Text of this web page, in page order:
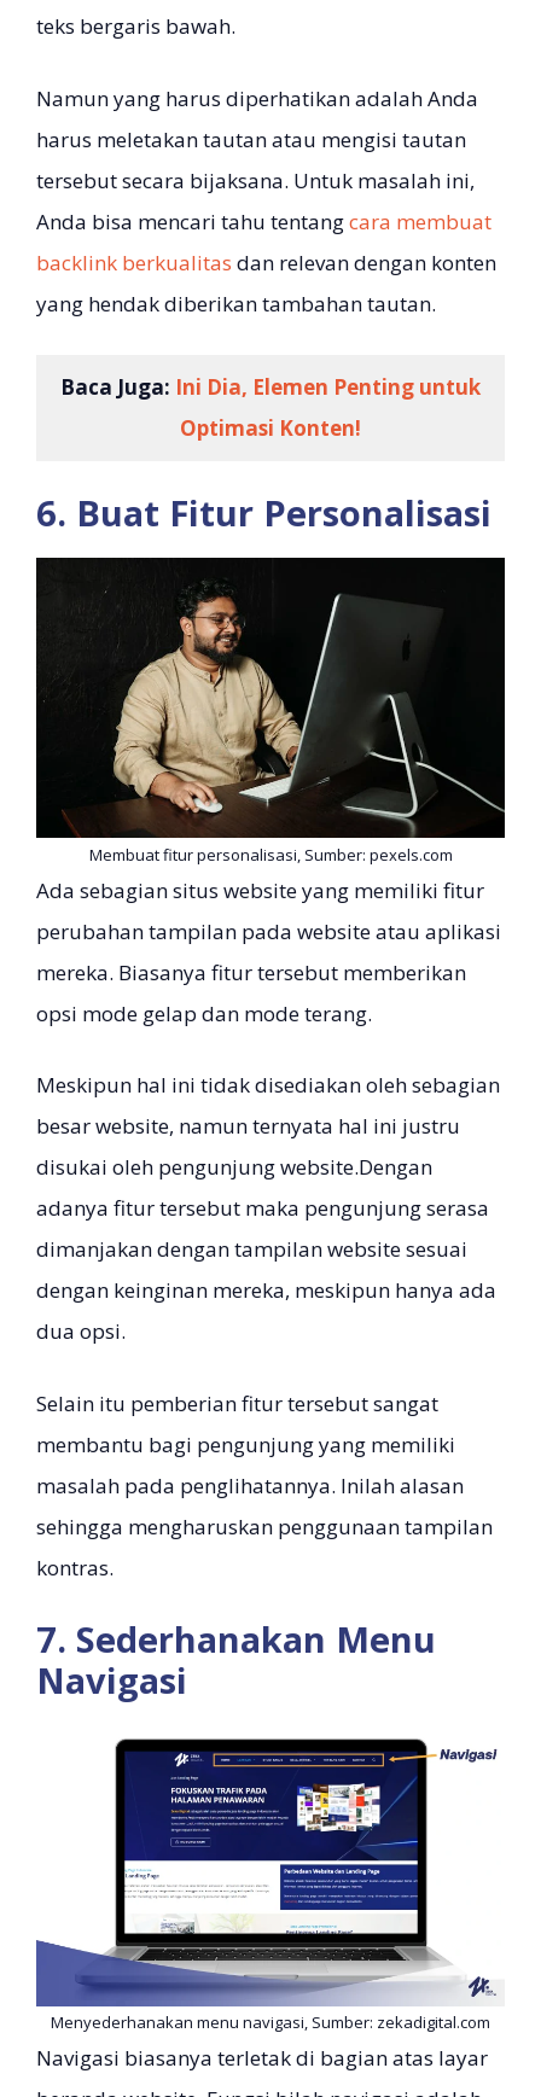
teks bergaris bawah.
Namun yang harus diperhatikan adalah Anda
harus meletakan tautan atau mengisi tautan
tersebut secara bijaksana. Untuk masalah ini,
Anda bisa mencari tahu tentangcara membuat
backlink berkualitas dan relevan dengan konten
yang hendak diberikan tambahan tautan.
Baca Juga: Ini Dia, Elemen Penting untuk
Optimasi Konten!
6. Buat Fitur Personalisasi
Membuat fitur personalisasi, Sumber: pexels.com
Ada sebagian situs website yang memiliki fitur
perubahan tampilan pada website atau aplikasi
mereka. Biasanya fitur tersebut memberikan
opsi mode gelap dan mode terang.
Meskipun hal ini tidak disediakan oleh sebagian
besar website, namun ternyata hal ini justru
disukai oleh pengunjung website.Dengan
adanya fitur tersebut maka pengunjung serasa
dimanjakan dengan tampilan website sesuai
dengan keinginan mereka, meskipun hanya ada
dua opsi.
Selain itu pemberian fitur tersebut sangat
membantu bagi pengunjung yang memiliki
masalah pada penglihatannya. Inilah alasan
sehingga mengharuskan penggunaan tampilan
kontras.
7. Sederhanakan Menu
Navigasi
Menyederhanakan menu navigasi, Sumber: zekadigital.com
Navigasi biasanya terletak di bagian atas layar